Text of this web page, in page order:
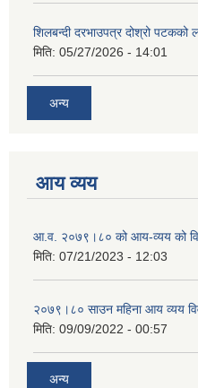
शिलबन्दी दरभाउपत्र दोश्रो पटकको
मिति: 05/27/2026 - 14:01
अन्य
आय व्यय
आ.व. २०७९।८० को आय-व्यय को
मिति: 07/21/2023 - 12:03
२०७९।८० साउन महिना आय व्यय
मिति: 09/09/2022 - 00:57
अन्य